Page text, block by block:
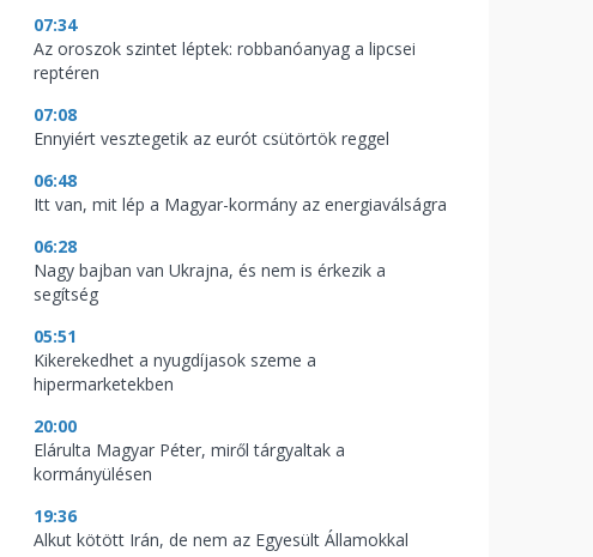
07:34
Az oroszok szintet léptek: robbanóanyag a lipcsei
reptéren
07:08
Ennyiért vesztegetik az eurót csütörtök reggel
06:48
Itt van, mit lép a Magyar-kormány az energiaválságra
06:28
Nagy bajban van Ukrajna, és nem is érkezik a
segítség
05:51
Kikerekedhet a nyugdíjasok szeme a
hipermarketekben
20:00
Elárulta Magyar Péter, miről tárgyaltak a
kormányülésen
19:36
Alkut kötött Irán, de nem az Egyesült Államokkal